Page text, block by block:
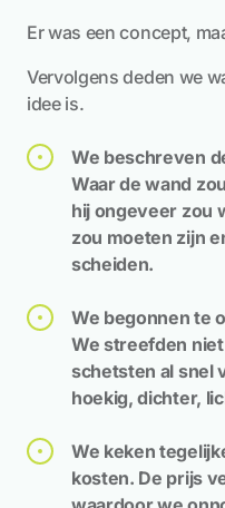
Er was een concept,
Vervolgens deden we
idee is.
We beschreven
Waar de wand
hij ongeveer zou
zou moeten zijn
scheiden.
We begonnen te
We streefden
schetsten al snel
hoekig, dichter,
We keken
kosten. De prijs